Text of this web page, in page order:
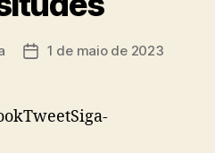
Data1 de maio de 2023